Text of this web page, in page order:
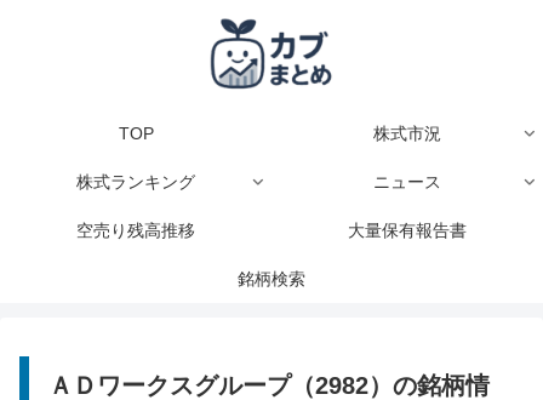
TOP 株式市況
株式ランキング ニュース
空売り残高推移 大量保有報告書
銘柄検索
ＡＤワークスグループ（2982）の銘柄情